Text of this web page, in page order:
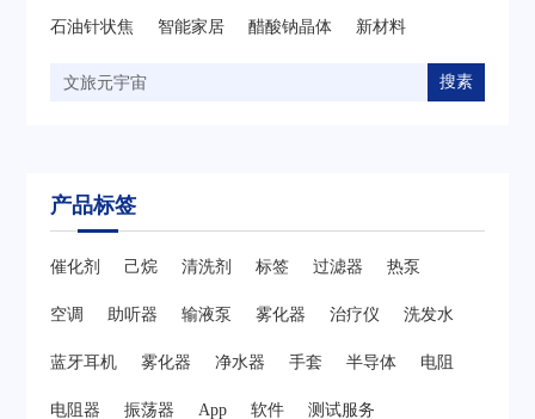
石油针状焦 智能家居 醋酸钠晶体 新材料
搜素
产品标签
催化剂 己烷 清洗剂 标签 过滤器 热泵
空调 助听器 输液泵 雾化器 治疗仪 洗发水
蓝牙耳机 雾化器 净水器 手套 半导体 电阻
电阻器 振荡器 App 软件 测试服务